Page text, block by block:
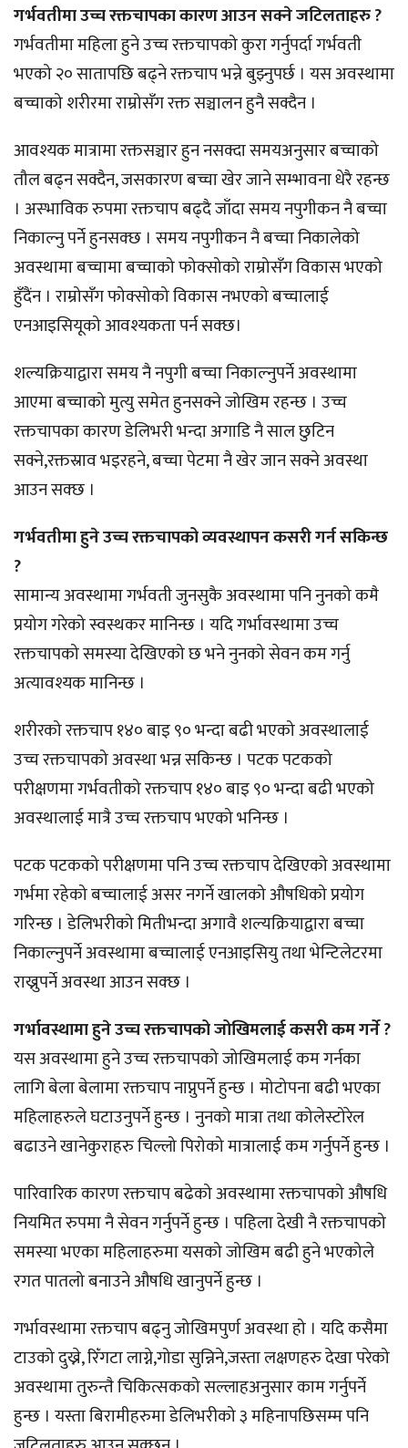
गर्भवतीमा उच्च रक्तचापका कारण आउन सक्ने जटिलताहरु ?
गर्भवतीमा महिला हुने उच्च रक्तचापको कुरा गर्नुपर्दा गर्भवती
भएको २० सातापछि बढ्ने रक्तचाप भन्ने बुझ्नुपर्छ । यस अवस्थामा
बच्चाको शरीरमा राम्रोसँग रक्त सञ्चालन हुनै सक्दैन ।
आवश्यक मात्रामा रक्तसञ्चार हुन नसक्दा समयअनुसार बच्चाको
तौल बढ्न सक्दैन, जसकारण बच्चा खेर जाने सम्भावना धेरै रहन्छ
। अस्भाविक रुपमा रक्तचाप बढ्दै जाँदा समय नपुगीकन नै बच्चा
निकाल्नु पर्ने हुनसक्छ । समय नपुगीकन नै बच्चा निकालेको
अवस्थामा बच्चामा बच्चाको फोक्सोको राम्रोसँग विकास भएको
हुँदैंन । राम्रोसँग फोक्सोको विकास नभएको बच्चालाई
एनआइसियूको आवश्यकता पर्न सक्छ।
शल्यक्रियाद्वारा समय नै नपुगी बच्चा निकाल्नुपर्ने अवस्थामा
आएमा बच्चाको मुत्यु समेत हुनसक्ने जोखिम रहन्छ । उच्च
रक्तचापका कारण डेलिभरी भन्दा अगाडि नै साल छुटिन
सक्ने,रक्तस्राव भइरहने, बच्चा पेटमा नै खेर जान सक्ने अवस्था
आउन सक्छ ।
गर्भवतीमा हुने उच्च रक्तचापको व्यवस्थापन कसरी गर्न सकिन्छ
?
सामान्य अवस्थामा गर्भवती जुनसुकै अवस्थामा पनि नुनको कमै
प्रयोग गरेको स्वस्थकर मानिन्छ । यदि गर्भावस्थामा उच्च
रक्तचापको समस्या देखिएको छ भने नुनको सेवन कम गर्नु
अत्यावश्यक मानिन्छ ।
शरीरको रक्तचाप १४० बाइ ९० भन्दा बढी भएको अवस्थालाई
उच्च रक्तचापको अवस्था भन्न सकिन्छ । पटक पटकको
परीक्षणमा गर्भवतीको रक्तचाप १४० बाइ ९० भन्दा बढी भएको
अवस्थालाई मात्रै उच्च रक्तचाप भएको भनिन्छ ।
पटक पटकको परीक्षणमा पनि उच्च रक्तचाप देखिएको अवस्थामा
गर्भमा रहेको बच्चालाई असर नगर्ने खालको औषधिको प्रयोग
गरिन्छ । डेलिभरीको मितीभन्दा अगावै शल्यक्रियाद्वारा बच्चा
निकाल्नुपर्ने अवस्थामा बच्चालाई एनआइसियु तथा भेन्टिलेटरमा
राख्नुपर्ने अवस्था आउन सक्छ ।
गर्भावस्थामा हुने उच्च रक्तचापको जोखिमलाई कसरी कम गर्ने ?
यस अवस्थामा हुने उच्च रक्तचापको जोखिमलाई कम गर्नका
लागि बेला बेलामा रक्तचाप नाप्नुपर्ने हुन्छ । मोटोपना बढी भएका
महिलाहरुले घटाउनुपर्ने हुन्छ । नुनको मात्रा तथा कोलेस्टोरेल
बढाउने खानेकुराहरु चिल्लो पिरोको मात्रालाई कम गर्नुपर्ने हुन्छ ।
पारिवारिक कारण रक्तचाप बढेको अवस्थामा रक्तचापको औषधि
नियमित रुपमा नै सेवन गर्नुपर्ने हुन्छ । पहिला देखी नै रक्तचापको
समस्या भएका महिलाहरुमा यसको जोखिम बढी हुने भएकोले
रगत पातलो बनाउने औषधि खानुपर्ने हुन्छ ।
गर्भावस्थामा रक्तचाप बढ्नु जोखिमपुर्ण अवस्था हो । यदि कसैमा
टाउको दुख्ने, रिँगटा लाग्ने,गोडा सुन्निने,जस्ता लक्षणहरु देखा परेको
अवस्थामा तुरुन्तै चिकित्सकको सल्लाहअनुसार काम गर्नुपर्ने
हुन्छ । यस्ता बिरामीहरुमा डेलिभरीको ३ महिनापछिसम्म पनि